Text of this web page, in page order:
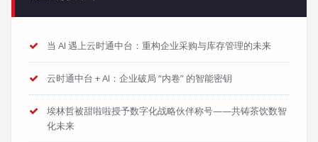
当 AI 遇上云时通中台：重构企业采购与库存管理的未来
云时通中台 + AI：企业破局 “内卷” 的智能密钥
埃林哲被甜啦啦授予数字化战略伙伴称号——共铸茶饮数智
化未来